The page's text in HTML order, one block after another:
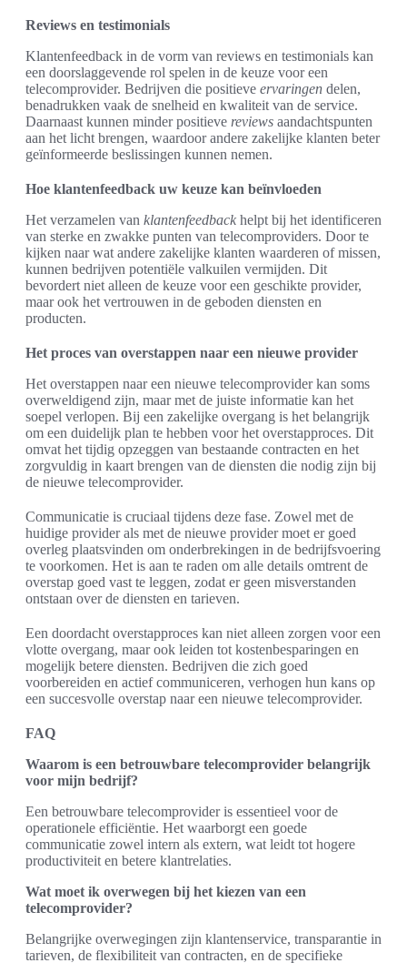
Reviews en testimonials
Klantenfeedback in de vorm van reviews en testimonials kan
een doorslaggevende rol spelen in de keuze voor een
telecomprovider. Bedrijven die positieve ervaringen delen,
benadrukken vaak de snelheid en kwaliteit van de service.
Daarnaast kunnen minder positieve reviews aandachtspunten
aan het licht brengen, waardoor andere zakelijke klanten beter
geïnformeerde beslissingen kunnen nemen.
Hoe klantenfeedback uw keuze kan beïnvloeden
Het verzamelen van klantenfeedback helpt bij het identificeren
van sterke en zwakke punten van telecomproviders. Door te
kijken naar wat andere zakelijke klanten waarderen of missen,
kunnen bedrijven potentiële valkuilen vermijden. Dit
bevordert niet alleen de keuze voor een geschikte provider,
maar ook het vertrouwen in de geboden diensten en
producten.
Het proces van overstappen naar een nieuwe provider
Het overstappen naar een nieuwe telecomprovider kan soms
overweldigend zijn, maar met de juiste informatie kan het
soepel verlopen. Bij een zakelijke overgang is het belangrijk
om een duidelijk plan te hebben voor het overstapproces. Dit
omvat het tijdig opzeggen van bestaande contracten en het
zorgvuldig in kaart brengen van de diensten die nodig zijn bij
de nieuwe telecomprovider.
Communicatie is cruciaal tijdens deze fase. Zowel met de
huidige provider als met de nieuwe provider moet er goed
overleg plaatsvinden om onderbrekingen in de bedrijfsvoering
te voorkomen. Het is aan te raden om alle details omtrent de
overstap goed vast te leggen, zodat er geen misverstanden
ontstaan over de diensten en tarieven.
Een doordacht overstapproces kan niet alleen zorgen voor een
vlotte overgang, maar ook leiden tot kostenbesparingen en
mogelijk betere diensten. Bedrijven die zich goed
voorbereiden en actief communiceren, verhogen hun kans op
een succesvolle overstap naar een nieuwe telecomprovider.
FAQ
Waarom is een betrouwbare telecomprovider belangrijk
voor mijn bedrijf?
Een betrouwbare telecomprovider is essentieel voor de
operationele efficiëntie. Het waarborgt een goede
communicatie zowel intern als extern, wat leidt tot hogere
productiviteit en betere klantrelaties.
Wat moet ik overwegen bij het kiezen van een
telecomprovider?
Belangrijke overwegingen zijn klantenservice, transparantie in
tarieven, de flexibiliteit van contracten, en de specifieke